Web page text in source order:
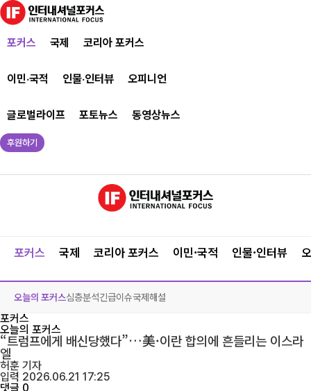
포커스 국제 코리아 포커스
이민·국적 인물·인터뷰 오피니언
글로벌라이프 포토뉴스 동영상뉴스
후원하기
포커스 국제 코리아 포커스 이민·국적 인물·인터뷰
오늘의 포커스심층분석긴급이슈국제해설
포커스
오늘의 포커스
“트럼프에게 배신당했다”…美·이란 합의에 흔들리는 이스라
엘
허훈 기자
입력 2026.06.21 17:25
댓글 0